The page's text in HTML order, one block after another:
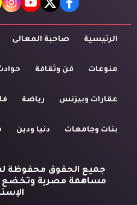
facebook
twitter
الرئيسية صاحبة المعالى
منوعات فن وثقافة
عقارات وبيزنس رياضة
بنات وجامعات دنيا ودين
جميع الحقوق محفوظة
مساهمة مصرية وتخضع